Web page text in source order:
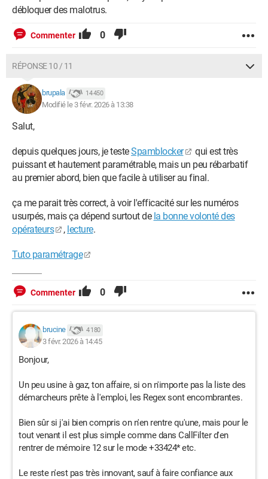
débloquer des malotrus.
Commenter 0
RÉPONSE 10 / 11
brupala 14 450
Modifié le 3 févr. 2026 à 13:38
Salut,
depuis quelques jours, je testeSpamblocker
qui est très
puissant et hautement paramétrable, mais un peu rébarbatif
au premier abord, bien que facile à utiliser au final.
ça me parait très correct, à voir l'efficacité sur les numéros
usurpés, mais ça dépend surtout de la bonne volonté des
opérateurs
, lecture.
Tuto paramétrage
Commenter 0
brucine 4 180
3 févr. 2026 à 14:45
Bonjour,
Un peu usine à gaz, ton affaire, si on n'importe pas la liste des
démarcheurs prête à l'emploi, les Regex sont encombrantes.
Bien sûr si j'ai bien compris on n'en rentre qu'une, mais pour le
tout venant il est plus simple comme dans CallFilter d'en
rentrer de mémoire 12 sur le mode +33424* etc.
Le reste n'est pas très innovant, sauf à faire confiance aux